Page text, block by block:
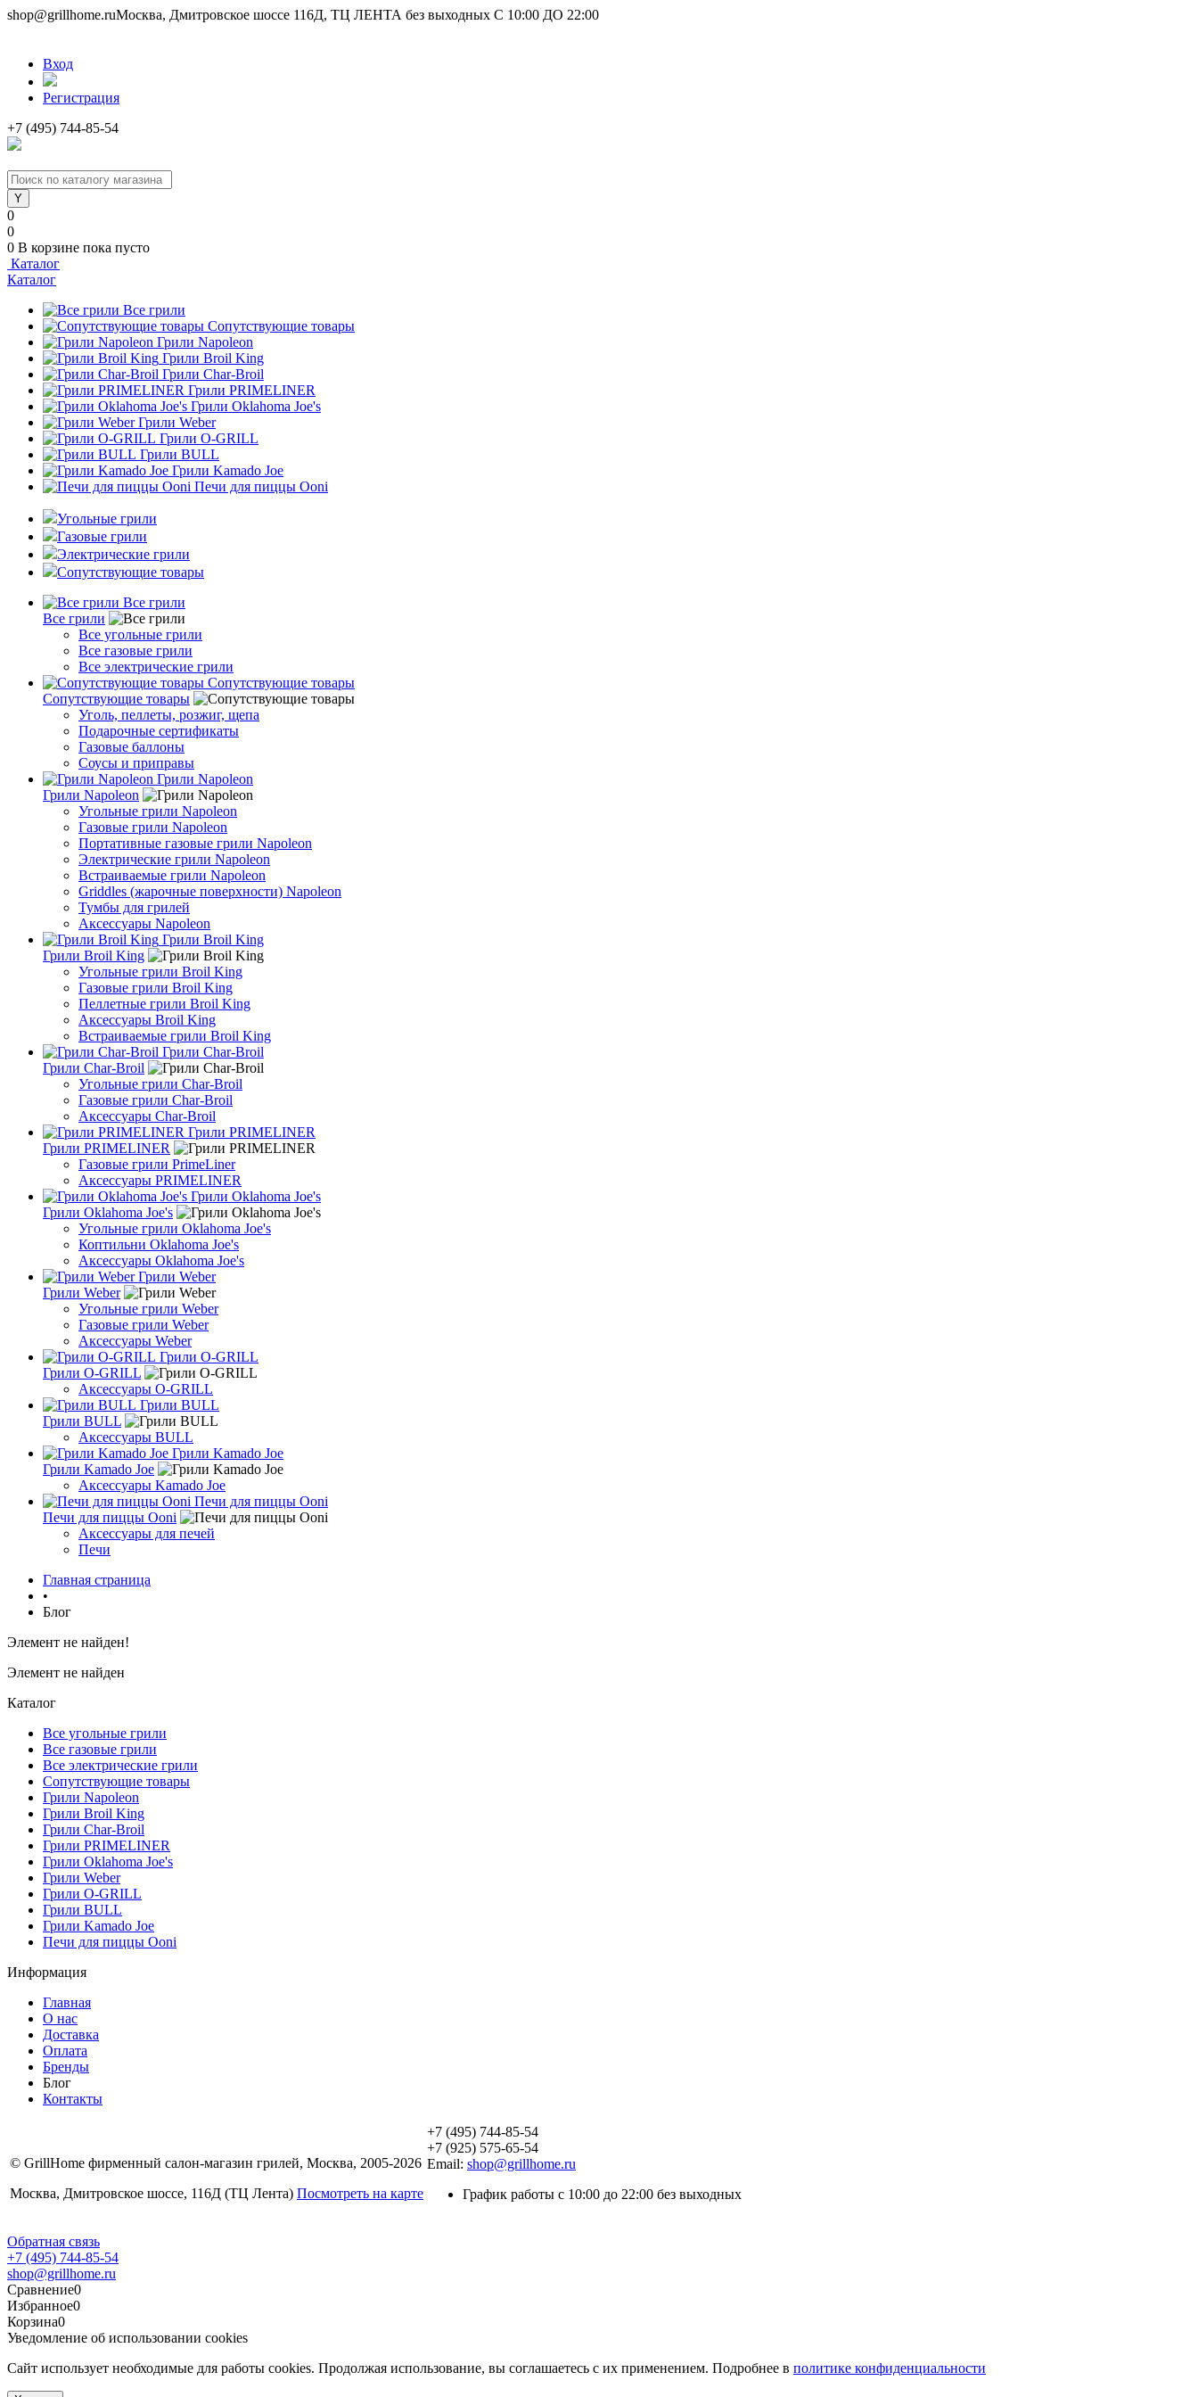
shop@grillhome.ruМосква, Дмитровское шоссе 116Д, ТЦ ЛЕНТА без выходных С 10:00 ДО 22:00
Вход
Регистрация
+7 (495) 744-85-54
0
0
0 В корзине пока пусто
Каталог
Каталог
Все грили
Сопутствующие товары
Грили Napoleon
Грили Broil King
Грили Char-Broil
Грили PRIMELINER
Грили Oklahoma Joe's
Грили Weber
Грили O-GRILL
Грили BULL
Грили Kamado Joe
Печи для пиццы Ooni
Угольные грили
Газовые грили
Электрические грили
Сопутствующие товары
Все грили
Все грили
Все угольные грили
Все газовые грили
Все электрические грили
Сопутствующие товары
Сопутствующие товары
Уголь, пеллеты, розжиг, щепа
Подарочные сертификаты
Газовые баллоны
Соусы и приправы
Грили Napoleon
Грили Napoleon
Угольные грили Napoleon
Газовые грили Napoleon
Портативные газовые грили Napoleon
Электрические грили Napoleon
Встраиваемые грили Napoleon
Griddles (жарочные поверхности) Napoleon
Тумбы для грилей
Аксессуары Napoleon
Грили Broil King
Грили Broil King
Угольные грили Broil King
Газовые грили Broil King
Пеллетные грили Broil King
Аксессуары Broil King
Встраиваемые грили Broil King
Грили Char-Broil
Грили Char-Broil
Угольные грили Char-Broil
Газовые грили Char-Broil
Аксессуары Char-Broil
Грили PRIMELINER
Грили PRIMELINER
Газовые грили PrimeLiner
Аксессуары PRIMELINER
Грили Oklahoma Joe's
Грили Oklahoma Joe's
Угольные грили Oklahoma Joe's
Коптильни Oklahoma Joe's
Аксессуары Oklahoma Joe's
Грили Weber
Грили Weber
Угольные грили Weber
Газовые грили Weber
Аксессуары Weber
Грили O-GRILL
Грили O-GRILL
Аксессуары O-GRILL
Грили BULL
Грили BULL
Аксессуары BULL
Грили Kamado Joe
Грили Kamado Joe
Аксессуары Kamado Joe
Печи для пиццы Ooni
Печи для пиццы Ooni
Аксессуары для печей
Печи
Главная страница
•
Блог
Элемент не найден!
Элемент не найден
Каталог
Все угольные грили
Все газовые грили
Все электрические грили
Сопутствующие товары
Грили Napoleon
Грили Broil King
Грили Char-Broil
Грили PRIMELINER
Грили Oklahoma Joe's
Грили Weber
Грили O-GRILL
Грили BULL
Грили Kamado Joe
Печи для пиццы Ooni
Информация
Главная
О нас
Доставка
Оплата
Бренды
Блог
Контакты
© GrillHome фирменный салон-магазин грилей, Москва, 2005-2026
Москва, Дмитровское шоссе, 116Д (ТЦ Лента) Посмотреть на карте
+7 (495) 744-85-54
+7 (925) 575-65-54
Email: shop@grillhome.ru
График работы с 10:00 до 22:00 без выходных
Обратная связь
+7 (495) 744-85-54
shop@grillhome.ru
Сравнение0
Избранное0
Корзина0
Уведомление об использовании cookies
Сайт использует необходимые для работы cookies. Продолжая использование, вы соглашаетесь с их применением. Подробнее в политике конфиденциальности